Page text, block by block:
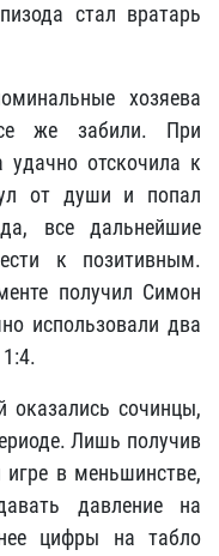
стал вратарь
хозяева
же забили. При
отскочила к
от души и попал
все дальнейшие
к позитивным.
получил Симон
использовали два
оказались сочинцы,
Лишь получив
в меньшинстве,
давление на
цифры на табло